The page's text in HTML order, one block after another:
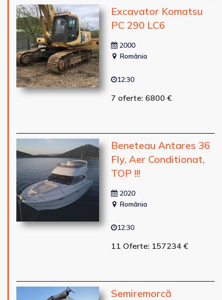
Excavator Komatsu
PC 290 LC6
2000
România
12:30
7 oferte: 6800 €
Beneteau Antares 36
Fly, Aer Conditionat,
TOP !!!
2020
România
12:30
11 Oferte: 157234 €
Semiremorcă